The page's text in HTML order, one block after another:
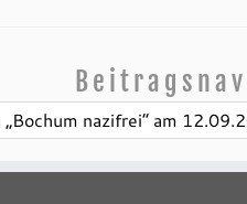
nazifrei“ am